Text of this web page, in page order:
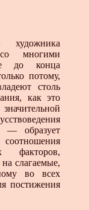
художника
многими
до конца
потому,
столь
как это
— образует
факторов,
слагаемые,
во всех
постижения